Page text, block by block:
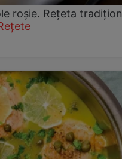
roșie. Rețeta